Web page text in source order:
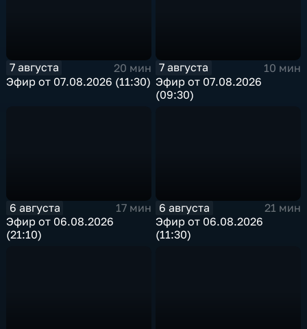
7 августа
20 мин
Эфир от 07.08.2026 (11:30)
7 августа
10 мин
Эфир от 07.08.2026
(09:30)
6 августа
17 мин
Эфир от 06.08.2026
(21:10)
6 августа
21 мин
Эфир от 06.08.2026
(11:30)